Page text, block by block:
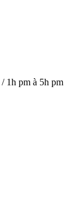
/ 1h pm à 5h pm